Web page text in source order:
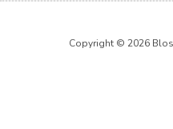
Copyright © 2026